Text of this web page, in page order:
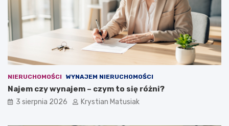
NIERUCHOMOŚCI WYNAJEM NIERUCHOMOŚCI
Najem czy wynajem – czym to się różni?
3 sierpnia 2026 Krystian Matusiak